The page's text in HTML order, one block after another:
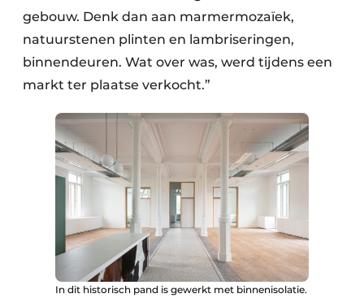
gebouw. Denk dan aan marmermozaïek,
natuurstenen plinten en lambriseringen,
binnendeuren. Wat over was, werd tijdens een
markt ter plaatse verkocht.”
In dit historisch pand is gewerkt met binnenisolatie.